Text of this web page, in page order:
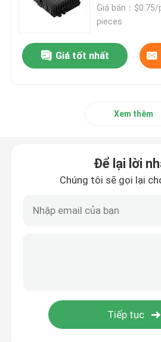
Bộ chia sợi quang
đầu nối sợi quang
Giá bán：
pieces
Giá tốt nhất
Xem thêm
Để lại lời
Chúng tôi sẽ gọi lại